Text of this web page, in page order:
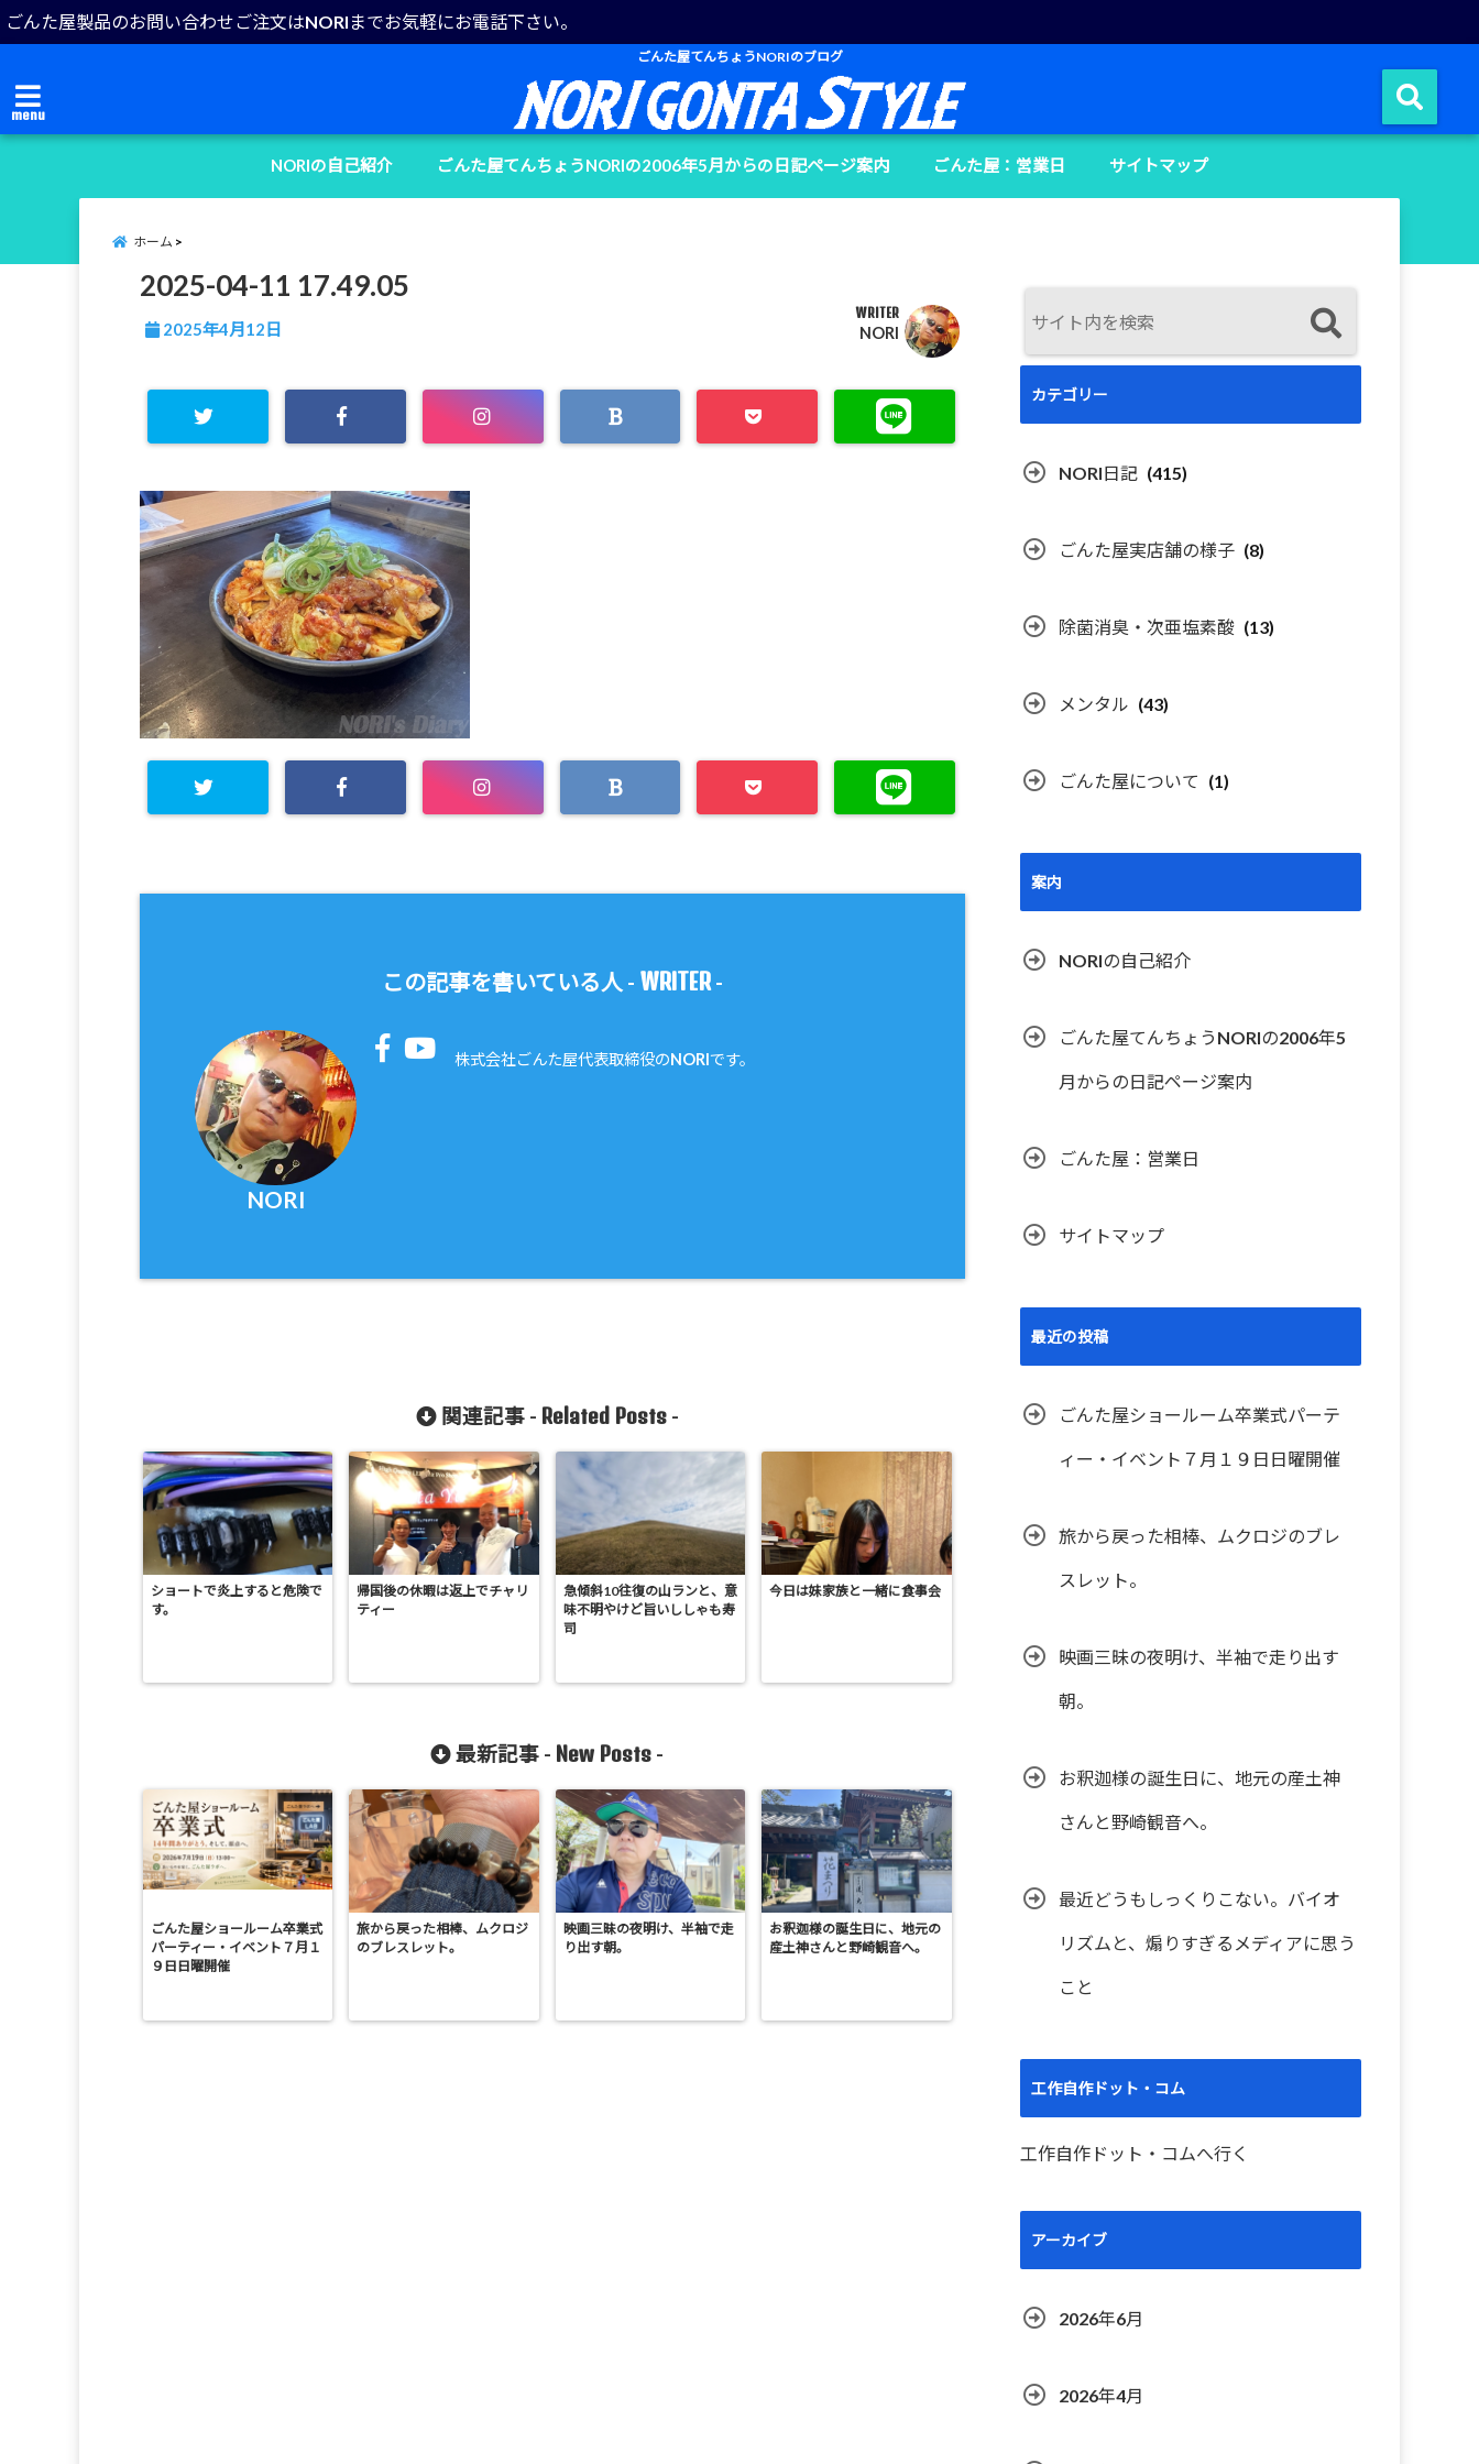
ごんた屋製品のお問い合わせご注文はNORIまでお気軽にお電話下さい。
ごんた屋てんちょうNORIのブログ
menu
NORIの自己紹介 ごんた屋てんちょうNORIの2006年5月からの日記ページ案内 ごんた屋：営業日 サイトマップ
ホーム
2025-04-11 17.49.05
2025年4月12日
WRITER
NORI
この記事を書いている人 - WRITER-
NORI
株式会社ごんた屋代表取締役のNORIです。
関連記事 - Related Posts-
ショートで炎上すると危険で
す。
帰国後の休暇は返上でチャリ
ティー
急傾斜10往復の山ランと、意
味不明やけど旨いししゃも寿
司
今日は妹家族と一緒に食事会
最新記事 - New Posts -
ごんた屋ショールーム卒業式
パーティー・イベント７月１
９日日曜開催
旅から戻った相棒、ムクロジ
のブレスレット。
映画三昧の夜明け、半袖で走
り出す朝。
お釈迦様の誕生日に、地元の
産土神さんと野崎観音へ。
カテゴリー
NORI日記 (415)
ごんた屋実店舗の様子 (8)
除菌消臭・次亜塩素酸 (13)
メンタル (43)
ごんた屋について (1)
案内
NORIの自己紹介
ごんた屋てんちょうNORIの2006年5
月からの日記ページ案内
ごんた屋：営業日
サイトマップ
最近の投稿
ごんた屋ショールーム卒業式パーテ
ィー・イベント７月１９日日曜開催
旅から戻った相棒、ムクロジのブレ
スレット。
映画三昧の夜明け、半袖で走り出す
朝。
お釈迦様の誕生日に、地元の産土神
さんと野崎観音へ。
最近どうもしっくりこない。バイオ
リズムと、煽りすぎるメディアに思う
こと
工作自作ドット・コム
工作自作ドット・コムへ行く
アーカイブ
2026年6月
2026年4月